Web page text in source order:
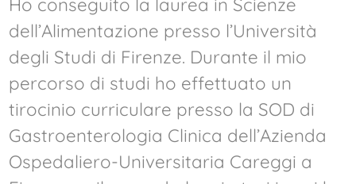
Ho conseguito la laurea in Scienze
dell’Alimentazione presso l’Università
degli Studi di Firenze. Durante il mio
percorso di studi ho effettuato un
tirocinio curriculare presso la SOD di
Gastroenterologia Clinica dell’Azienda
Ospedaliero-Universitaria Careggi a